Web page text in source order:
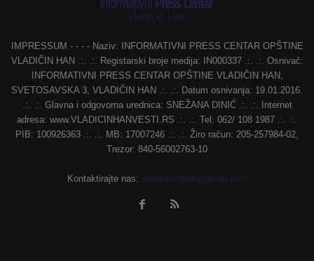
IMPRESSUM - - - - Naziv: INFORMATIVNI PRESS CENTAR OPŠTINE
VLADIČIN HAN .:. .:. Registarski broje medija: IN000337 .:. .:. Osnivač:
INFORMATIVNI PRESS CENTAR OPŠTINE VLADIČIN HAN,
SVETOSAVSKA 3, VLADIČIN HAN .:. .:. Datum osnivanja: 19.01.2016.
.:. .:. Glavna i odgovorna urednica: SNEŽANA DINIĆ .:. .:. Internet
adresa: www.VLADICINHANVESTI.RS .:. .:. Tel: 062/ 108 1987 .:. .:.
PIB: 100926363 .:. .:. MB: 17007246 .:. .:. Žiro račun: 205-257984-02,
Trezor: 840-56002763-10
Kontaktirajte nas: urednikrtvhan@gmail.com